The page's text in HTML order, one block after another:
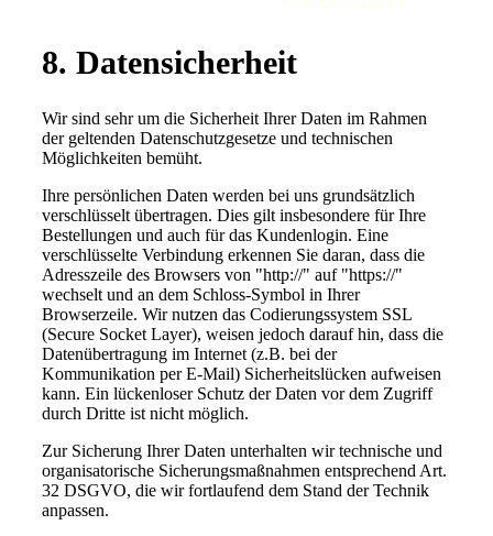
8. Datensicherheit
Wir sind sehr um die Sicherheit Ihrer Daten im Rahmen
der geltenden Datenschutzgesetze und technischen
Möglichkeiten bemüht.
Ihre persönlichen Daten werden bei uns grundsätzlich
verschlüsselt übertragen. Dies gilt insbesondere für Ihre
Bestellungen und auch für das Kundenlogin. Eine
verschlüsselte Verbindung erkennen Sie daran, dass die
Adresszeile des Browsers von "http://" auf "https://"
wechselt und an dem Schloss-Symbol in Ihrer
Browserzeile. Wir nutzen das Codierungssystem SSL
(Secure Socket Layer), weisen jedoch darauf hin, dass die
Datenübertragung im Internet (z.B. bei der
Kommunikation per E-Mail) Sicherheitslücken aufweisen
kann. Ein lückenloser Schutz der Daten vor dem Zugriff
durch Dritte ist nicht möglich.
Zur Sicherung Ihrer Daten unterhalten wir technische und
organisatorische Sicherungsmaßnahmen entsprechend Art.
32 DSGVO, die wir fortlaufend dem Stand der Technik
anpassen.